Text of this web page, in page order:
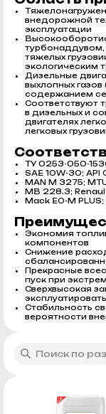
внедорожной
эксплуатации
турбонаддувом,
тяжелых
экологическим
Дизельные
выхлопных
содержанием
Соответствуют
в дизельных и
двигателях
легковых
ТУ 0253-050-
SAE 10W-30; API
MAN M 3275;
MB 228.3;
Mack EO-M
Экономия
компонентов
Снижение
Прекрасные
пуск при
Сверхвысокая
Стабильность
вероятности